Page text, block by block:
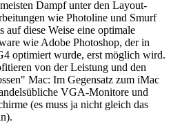
Dampf unter den Layout-
wie Photoline und Smurf
auf diese Weise eine optimale
wie Adobe Photoshop, der in
optimiert wurde, erst möglich wird.
von der Leistung und den
Mac: Im Gegensatz zum iMac
VGA-Monitore und
(es muss ja nicht gleich das